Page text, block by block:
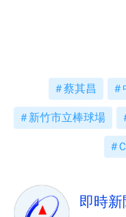
蔡其昌
新竹市立棒球場
即時新